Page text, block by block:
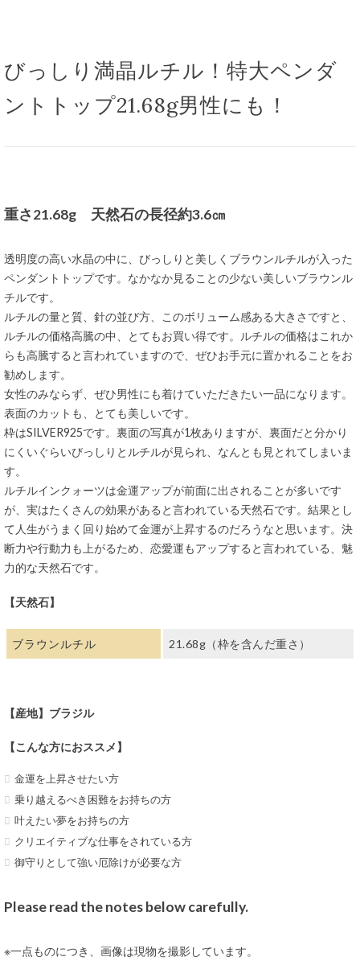
びっしり満晶ルチル！特大ペンダ
ントトップ21.68g男性にも！
重さ21.68g 天然石の長径約3.6㎝
透明度の高い水晶の中に、びっしりと美しくブラウンルチルが入った
ペンダントトップです。なかなか見ることの少ない美しいブラウンル
チルです。
ルチルの量と質、針の並び方、このボリューム感ある大きさですと、
ルチルの価格高騰の中、とてもお買い得です。ルチルの価格はこれか
らも高騰すると言われていますので、ぜひお手元に置かれることをお
勧めします。
女性のみならず、ぜひ男性にも着けていただきたい一品になります。
表面のカットも、とても美しいです。
枠はSILVER925です。裏面の写真が1枚ありますが、裏面だと分かり
にくいぐらいびっしりとルチルが見られ、なんとも見とれてしまいま
す。
ルチルインクォーツは金運アップが前面に出されることが多いです
が、実はたくさんの効果があると言われている天然石です。結果とし
て人生がうまく回り始めて金運が上昇するのだろうなと思います。決
断力や行動力も上がるため、恋愛運もアップすると言われている、魅
力的な天然石です。
【天然石】
ブラウンルチル 21.68g（枠を含んだ重さ）
【産地】ブラジル
【こんな方におススメ】
金運を上昇させたい方
乗り越えるべき困難をお持ちの方
叶えたい夢をお持ちの方
クリエイティブな仕事をされている方
御守りとして強い厄除けが必要な方
Please read the notes below carefully.
※一点ものにつき、画像は現物を撮影しています。